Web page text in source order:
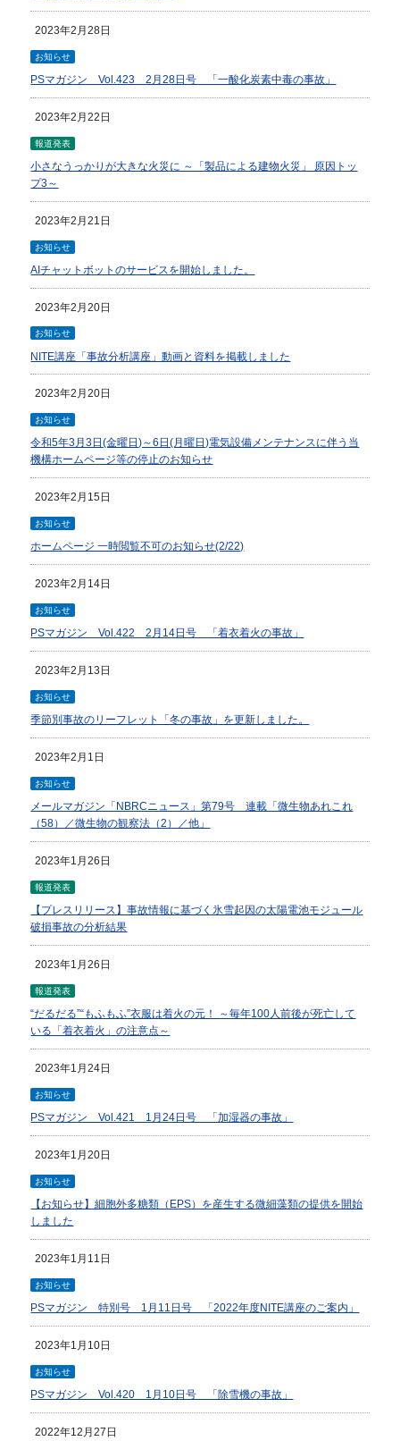
2023年2月28日
お知らせ
PSマガジン Vol.423 2月28日号 「一酸化炭素中毒の事故」
2023年2月22日
報道発表
小さなうっかりが大きな火災に ～「製品による建物火災」 原因トッ
プ3～
2023年2月21日
お知らせ
AIチャットボットのサービスを開始しました。
2023年2月20日
お知らせ
NITE講座「事故分析講座」動画と資料を掲載しました
2023年2月20日
お知らせ
令和5年3月3日(金曜日)～6日(月曜日)電気設備メンテナンスに伴う当
機構ホームページ等の停止のお知らせ
2023年2月15日
お知らせ
ホームページ 一時閲覧不可のお知らせ(2/22)
2023年2月14日
お知らせ
PSマガジン Vol.422 2月14日号 「着衣着火の事故」
2023年2月13日
お知らせ
季節別事故のリーフレット「冬の事故」を更新しました。
2023年2月1日
お知らせ
メールマガジン「NBRCニュース」第79号 連載「微生物あれこれ
（58）／微生物の観察法（2）／他」
2023年1月26日
報道発表
【プレスリリース】事故情報に基づく氷雪起因の太陽電池モジュール
破損事故の分析結果
2023年1月26日
報道発表
“だるだる”“もふもふ”衣服は着火の元！ ～毎年100人前後が死亡して
いる「着衣着火」の注意点～
2023年1月24日
お知らせ
PSマガジン Vol.421 1月24日号 「加湿器の事故」
2023年1月20日
お知らせ
【お知らせ】細胞外多糖類（EPS）を産生する微細藻類の提供を開始
しました
2023年1月11日
お知らせ
PSマガジン 特別号 1月11日号 「2022年度NITE講座のご案内」
2023年1月10日
お知らせ
PSマガジン Vol.420 1月10日号 「除雪機の事故」
2022年12月27日